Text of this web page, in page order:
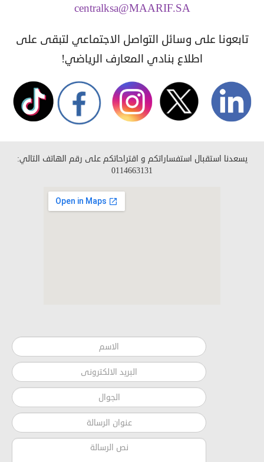
centralksa@MAARIF.SA
تابعونا على وسائل التواصل الاجتماعي لتبقى على
اطلاع بنادي المعارف الرياضي!
يسعدنا استقبال استفساراتكم و اقتراحاتكم على رقم الهاتف التالي:
0114663131